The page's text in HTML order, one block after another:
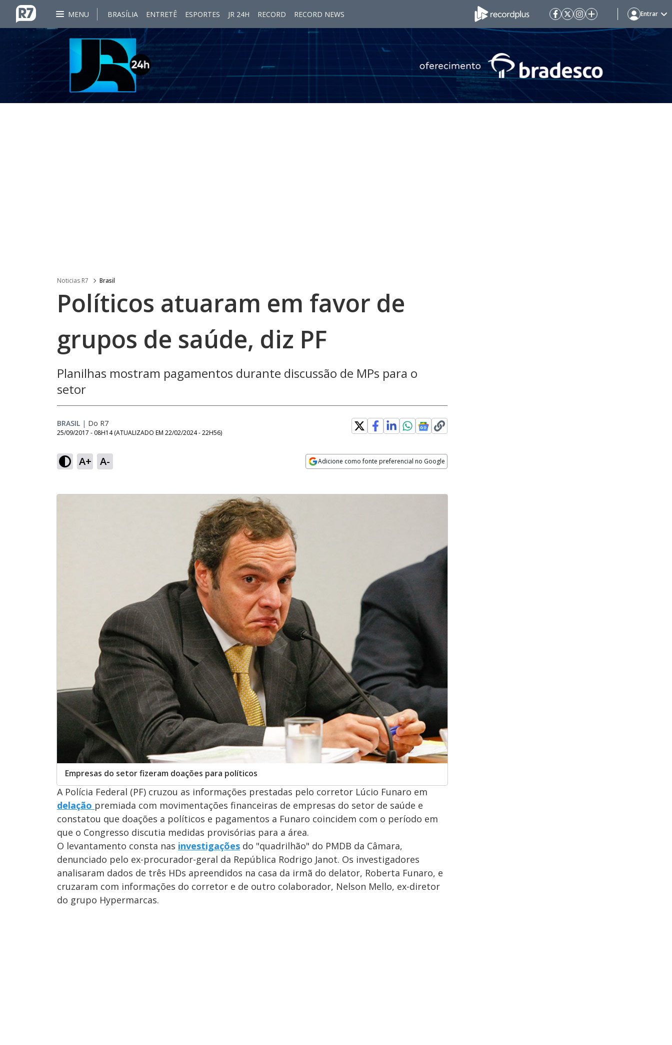
MENU BRASÍLIA ENTRETÊ ESPORTES JR 24H RECORD RECORD NEWS Entrar
Noticias R7 Brasil
Políticos atuaram em favor de
grupos de saúde, diz PF
Planilhas mostram pagamentos durante discussão de MPs para o
setor
BRASIL | Do R7
25/09/2017 - 08H14 (ATUALIZADO EM 22/02/2024 - 22H56)
A+ A- Adicione como fonte preferencial no Google
Empresas do setor fizeram doações para políticos
A Polícia Federal (PF) cruzou as informações prestadas pelo corretor Lúcio Funaro em
delação premiada com movimentações financeiras de empresas do setor de saúde e
constatou que doações a políticos e pagamentos a Funaro coincidem com o período em
que o Congresso discutia medidas provisórias para a área.
O levantamento consta nas investigações do "quadrilhão" do PMDB da Câmara,
denunciado pelo ex-procurador-geral da República Rodrigo Janot. Os investigadores
analisaram dados de três HDs apreendidos na casa da irmã do delator, Roberta Funaro, e
cruzaram com informações do corretor e de outro colaborador, Nelson Mello, ex-diretor
do grupo Hypermarcas.